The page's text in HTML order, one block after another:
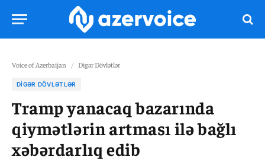
Voice of Azerbaijan / Digər Dövlətlər
DIGƏR DÖVLƏTLƏR
Tramp yanacaq bazarında
qiymətlərin artması ilə bağlı
xəbərdarlıq edib